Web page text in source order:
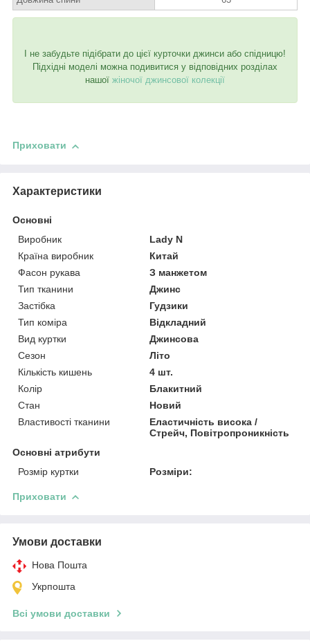
І не забудьте підібрати до цієї курточки джинси або спідницю!
Підхідні моделі можна подивитися у відповідних розділах
нашої жіночої джинсової колекції
Приховати
Характеристики
Основні
Виробник
Lady N
Країна виробник
Китай
Фасон рукава
З манжетом
Тип тканини
Джинс
Застібка
Гудзики
Тип коміра
Відкладний
Вид куртки
Джинсова
Сезон
Літо
Кількість кишень
4 шт.
Колір
Блакитний
Стан
Новий
Властивості тканини
Еластичність висока /
Стрейч, Повітропроникність
Основні атрибути
Розмір куртки
Розміри:
Приховати
Умови доставки
Нова Пошта
Укрпошта
Всі умови доставки